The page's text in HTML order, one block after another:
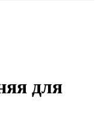
для